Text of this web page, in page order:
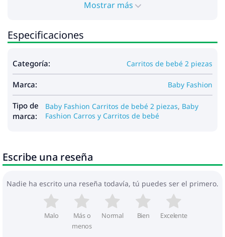
- absorción de impactos en todas las ruedas
Dimensiones:
- ancho del bloque para caminar: 34 cm
- dimensiones de la cuna: 80x36x23 cm
- peso del cuadro: 10,4 kg
- peso de la cuna: 5,4 kg
- peso del bloque para caminar: 4,3 kg
- colchón en la cuna
- bloque para caminar con cubre pies
Mostrar más
Especificaciones
Categoría: Carritos de bebé 2 piezas
Marca: Baby Fashion
Tipo de
marca:
Baby Fashion Carritos de bebé 2 piezas, Baby
Fashion Carros y Carritos de bebé
Escribe una reseña
Nadie ha escrito una reseña todavía, tú puedes ser el primero.
Malo
Más o
menos
Normal Bien Excelente